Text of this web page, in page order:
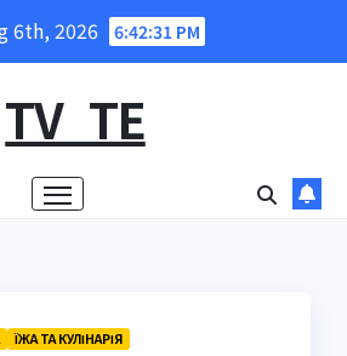
6th, 2026 6:42:32 PM
TV_TE
ЇЖА ТА КУЛІНАРІЯ